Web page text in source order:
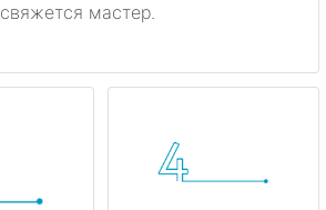
свяжется мастер.